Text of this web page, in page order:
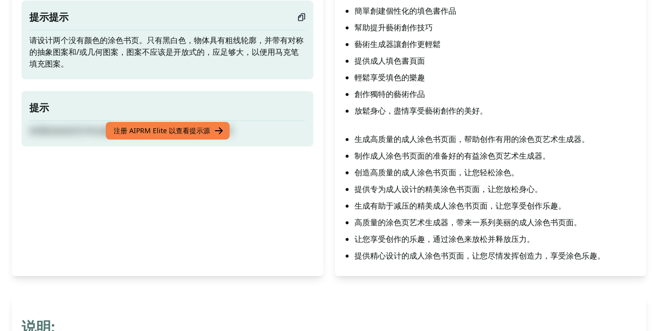
提示提示
请设计两个没有颜色的涂色书页。只有黑白色，物体具有粗线轮廓，并带有对称
的抽象图案和/或几何图案，图案不应该是开放式的，应足够大，以便用马克笔
填充图案。
提示
有用的涂色页艺术生成器，准备创作高质量的成人涂色书页
注册 AIPRM Elite 以查看提示源
簡單創建個性化的填色書作品
幫助提升藝術創作技巧
藝術生成器讓創作更輕鬆
提供成人填色書頁面
輕鬆享受填色的樂趣
創作獨特的藝術作品
放鬆身心，盡情享受藝術創作的美好。
生成高质量的成人涂色书页面，帮助创作有用的涂色页艺术生成器。
制作成人涂色书页面的准备好的有益涂色页艺术生成器。
创造高质量的成人涂色书页面，让您轻松涂色。
提供专为成人设计的精美涂色书页面，让您放松身心。
生成有助于减压的精美成人涂色书页面，让您享受创作乐趣。
高质量的涂色页艺术生成器，带来一系列美丽的成人涂色书页面。
让您享受创作的乐趣，通过涂色来放松并释放压力。
提供精心设计的成人涂色书页面，让您尽情发挥创造力，享受涂色乐趣。
说明: